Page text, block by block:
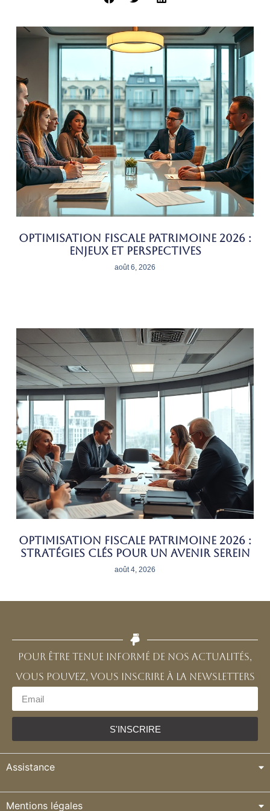
Optimisation fiscale patrimoine 2026 :
enjeux et perspectives
août 6, 2026
Optimisation fiscale patrimoine 2026 :
stratégies clés pour un avenir serein
août 4, 2026
Pour être tenue informé de nos actualités,
vous pouvez, vous inscrire à la newsletters
S'INSCRIRE
Assistance
Mentions légales